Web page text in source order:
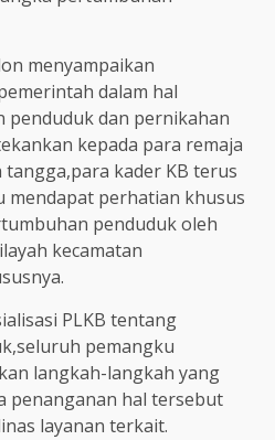
menyampaikan
dalam hal
penduduk dan pernikahan
kepada para remaja
kader KB terus
mendapat perhatian khusus
penduduk oleh
kecamatan
PLKB tentang
pemangku
langkah-langkah yang
penanganan hal tersebut
layanan terkait.